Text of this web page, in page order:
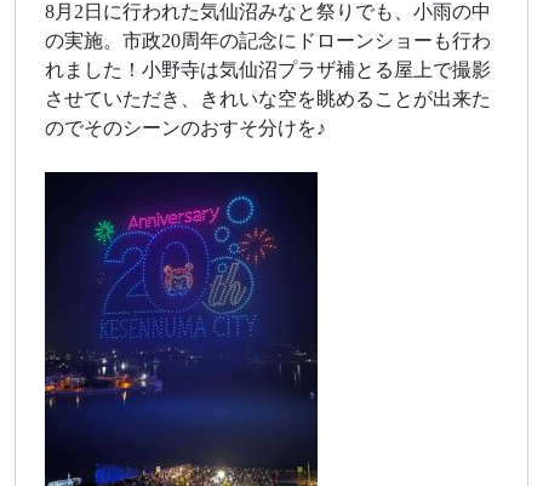
8月2日に行われた気仙沼みなと祭りでも、小雨の中
の実施。市政20周年の記念にドローンショーも行わ
れました！小野寺は気仙沼プラザ補とる屋上で撮影
させていただき、きれいな空を眺めることが出来た
のでそのシーンのおすそ分けを♪